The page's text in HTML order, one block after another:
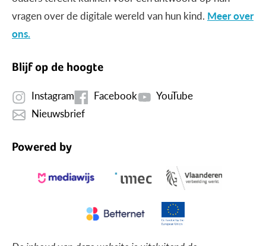
vragen over de digitale wereld van hun kind. Meer over
ons.
Blijf op de hoogte
Instagram Facebook
YouTube
Nieuwsbrief
Powered by